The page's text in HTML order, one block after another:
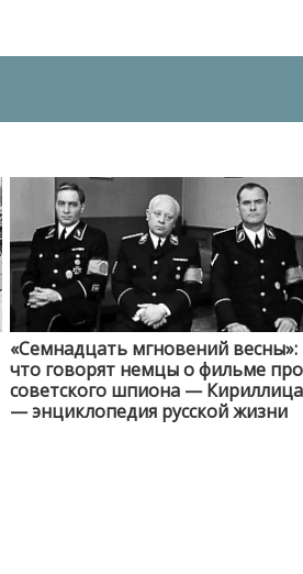
«Семнадцать мгновений весны»:
что говорят немцы о фильме про
советского шпиона — Кириллица
— энциклопедия русской жизни